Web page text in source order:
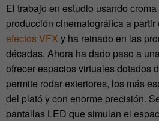
El trabajo en estudio usando
producción cinematográfica a
efectos VFX y ha reinado en las
décadas. Ahora ha dado paso a
ofrecer espacios virtuales dotados
permite rodar exteriores, los más
del plató y con enorme precisión.
pantallas LED que simulan el